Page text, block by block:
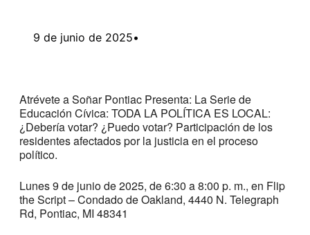
9 de junio de 2025•
Atrévete a Soñar Pontiac Presenta: La Serie de
Educación Cívica: TODA LA POLÍTICA ES LOCAL:
¿Debería votar? ¿Puedo votar? Participación de los
residentes afectados por la justicia en el proceso
político.
Lunes 9 de junio de 2025, de 6:30 a 8:00 p. m., en Flip
the Script – Condado de Oakland, 4440 N. Telegraph
Rd, Pontiac, MI 48341